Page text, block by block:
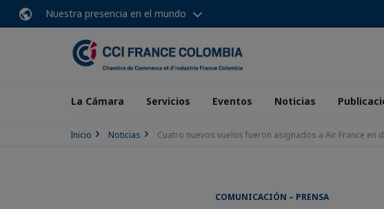
Nuestra presencia en el mundo
La Cámara Servicios Eventos Noticias
Inicio Noticias Cuatro nuevos vuelos fueron asignados a Air France en
COMUNICACIÓN – PRENSA